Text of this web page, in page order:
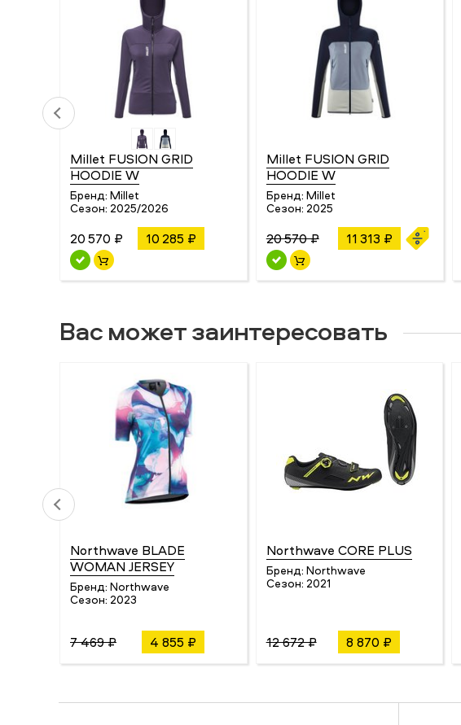
Millet FUSION GRID
HOODIE W
Бренд: Millet
Сезон: 2025/2026
20 570 ₽ 10 285 ₽
Millet FUSION GRID
HOODIE W
Бренд: Millet
Сезон: 2025
20 570 ₽ 11 313 ₽
Вас может заинтересовать
Northwave BLADE
WOMAN JERSEY
Бренд: Northwave
Сезон: 2023
7 469 ₽ 4 855 ₽
Northwave CORE PLUS
Бренд: Northwave
Сезон: 2021
12 672 ₽ 8 870 ₽